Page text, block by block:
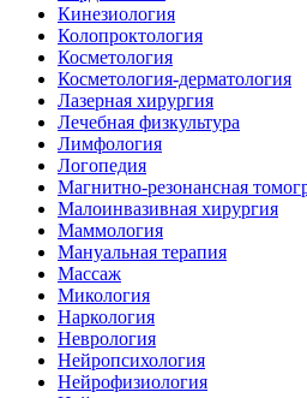
Кинезиология
Колопроктология
Косметология
Косметология-дерматология
Лазерная хирургия
Лечебная физкультура
Лимфология
Логопедия
Магнитно-резонансная
Малоинвазивная хирургия
Маммология
Мануальная терапия
Массаж
Микология
Наркология
Неврология
Нейропсихология
Нейрофизиология